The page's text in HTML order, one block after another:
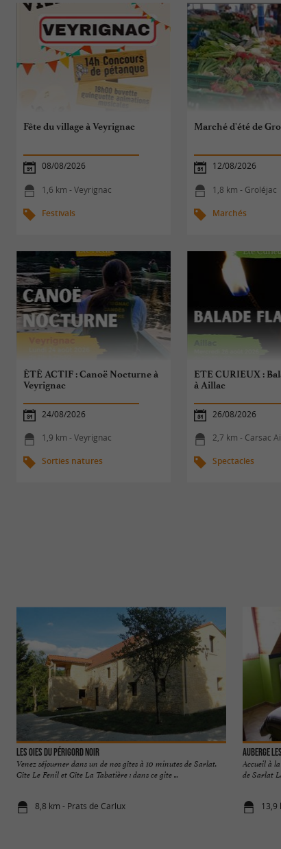
Fête du village à Veyrignac
08/08/2026
1,6 km - Veyrignac
Festivals
Marché d'été de
12/08/2026
1,8 km - Groléjac
Marchés
ÉTÉ ACTIF : Canoë Nocturne à
Veyrignac
24/08/2026
1,9 km - Veyrignac
Sorties natures
ETE CURIEUX :
à Aillac
26/08/2026
2,7 km - Carsac
Spectacles
Les Oies du Périgord Noir
Venez séjourner dans un de nos gîtes à 10 minutes de Sarlat.
Gîte Le Fenil et Gîte La Tabatière : dans ce gite ...
8,8 km - Prats de Carlux
Auberge
Accueil à
de Sarlat
13,9